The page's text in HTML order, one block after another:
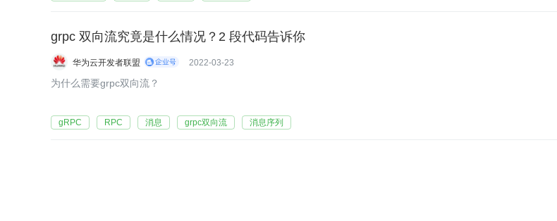
grpc 双向流究竟是什么情况？2 段代码告诉你
华为云开发者联盟 2022-03-23
为什么需要grpc双向流？
gRPC RPC 消息 grpc双向流 消息序列